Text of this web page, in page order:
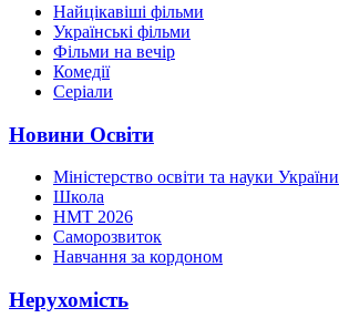
Найцікавіші фільми
Українські фільми
Фільми на вечір
Комедії
Серіали
Новини Освіти
Міністерство освіти та науки України
Школа
НМТ 2026
Саморозвиток
Навчання за кордоном
Нерухомість